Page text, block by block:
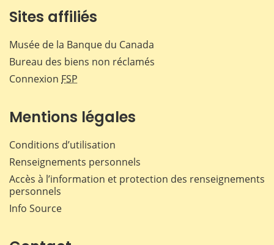
Sites affiliés
Musée de la Banque du Canada
Bureau des biens non réclamés
Connexion FSP
Mentions légales
Conditions d’utilisation
Renseignements personnels
Accès à l’information et protection des renseignements
personnels
Info Source